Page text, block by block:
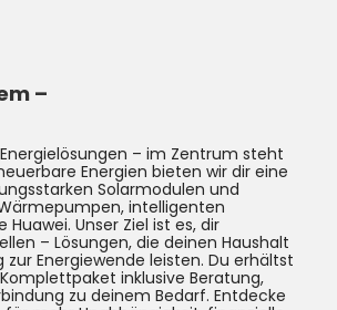
–
– im Zentrum steht
Energien bieten wir dir eine
Solarmodulen und
intelligenten
Unser Ziel ist es, dir
– Lösungen, die deinen Haushalt
Energiewende leisten. Du erhältst
inklusive Beratung,
zu deinem Bedarf. Entdecke